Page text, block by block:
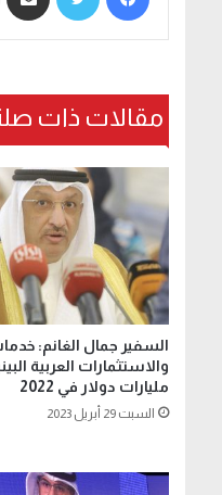
مقالات ذات
السفير جمال الغانم:
مليارات دولار في 2022
السبت 29 أبريل 2023